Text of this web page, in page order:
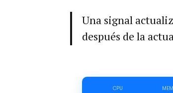
Una signal
después de la
CPU